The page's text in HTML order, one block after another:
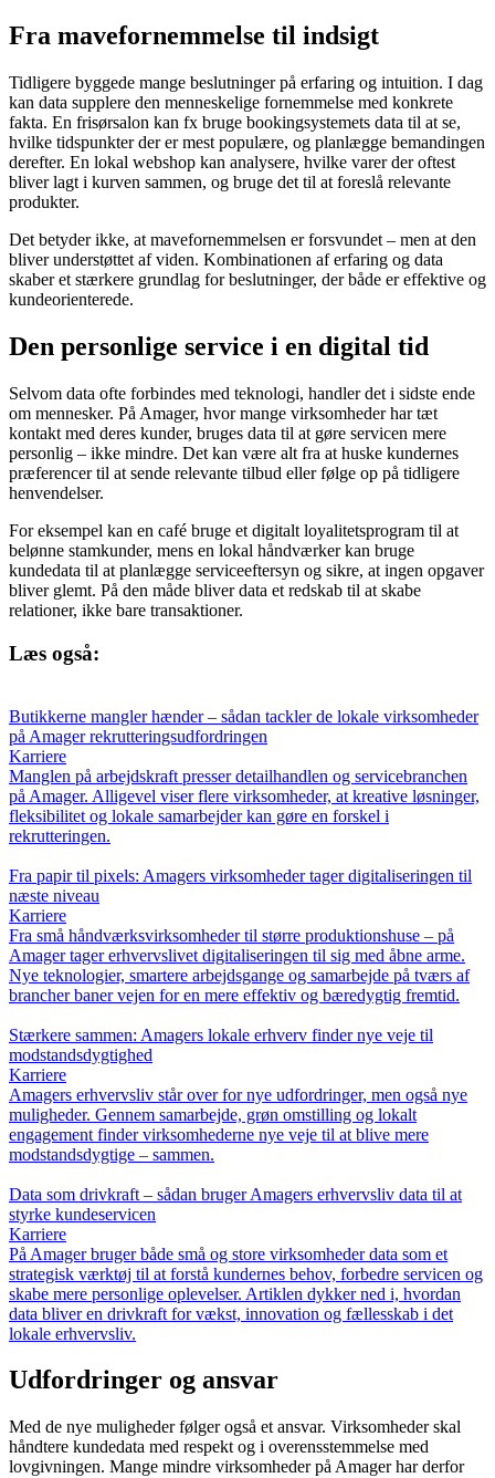
Fra mavefornemmelse til indsigt
Tidligere byggede mange beslutninger på erfaring og intuition. I dag
kan data supplere den menneskelige fornemmelse med konkrete
fakta. En frisørsalon kan fx bruge bookingsystemets data til at se,
hvilke tidspunkter der er mest populære, og planlægge bemandingen
derefter. En lokal webshop kan analysere, hvilke varer der oftest
bliver lagt i kurven sammen, og bruge det til at foreslå relevante
produkter.
Det betyder ikke, at mavefornemmelsen er forsvundet – men at den
bliver understøttet af viden. Kombinationen af erfaring og data
skaber et stærkere grundlag for beslutninger, der både er effektive og
kundeorienterede.
Den personlige service i en digital tid
Selvom data ofte forbindes med teknologi, handler det i sidste ende
om mennesker. På Amager, hvor mange virksomheder har tæt
kontakt med deres kunder, bruges data til at gøre servicen mere
personlig – ikke mindre. Det kan være alt fra at huske kundernes
præferencer til at sende relevante tilbud eller følge op på tidligere
henvendelser.
For eksempel kan en café bruge et digitalt loyalitetsprogram til at
belønne stamkunder, mens en lokal håndværker kan bruge
kundedata til at planlægge serviceeftersyn og sikre, at ingen opgaver
bliver glemt. På den måde bliver data et redskab til at skabe
relationer, ikke bare transaktioner.
Læs også:
Butikkerne mangler hænder – sådan tackler de lokale virksomheder
på Amager rekrutteringsudfordringen
Karriere
Manglen på arbejdskraft presser detailhandlen og servicebranchen
på Amager. Alligevel viser flere virksomheder, at kreative løsninger,
fleksibilitet og lokale samarbejder kan gøre en forskel i
rekrutteringen.
Fra papir til pixels: Amagers virksomheder tager digitaliseringen til
næste niveau
Karriere
Fra små håndværksvirksomheder til større produktionshuse – på
Amager tager erhvervslivet digitaliseringen til sig med åbne arme.
Nye teknologier, smartere arbejdsgange og samarbejde på tværs af
brancher baner vejen for en mere effektiv og bæredygtig fremtid.
Stærkere sammen: Amagers lokale erhverv finder nye veje til
modstandsdygtighed
Karriere
Amagers erhvervsliv står over for nye udfordringer, men også nye
muligheder. Gennem samarbejde, grøn omstilling og lokalt
engagement finder virksomhederne nye veje til at blive mere
modstandsdygtige – sammen.
Data som drivkraft – sådan bruger Amagers erhvervsliv data til at
styrke kundeservicen
Karriere
På Amager bruger både små og store virksomheder data som et
strategisk værktøj til at forstå kundernes behov, forbedre servicen og
skabe mere personlige oplevelser. Artiklen dykker ned i, hvordan
data bliver en drivkraft for vækst, innovation og fællesskab i det
lokale erhvervsliv.
Udfordringer og ansvar
Med de nye muligheder følger også et ansvar. Virksomheder skal
håndtere kundedata med respekt og i overensstemmelse med
lovgivningen. Mange mindre virksomheder på Amager har derfor